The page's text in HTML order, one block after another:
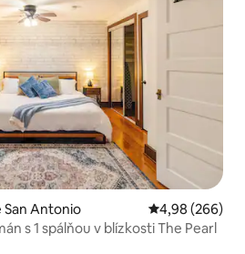
Antonio Priemerné
4,98 (266)
s 1 spálňou v blízkosti The Pearl